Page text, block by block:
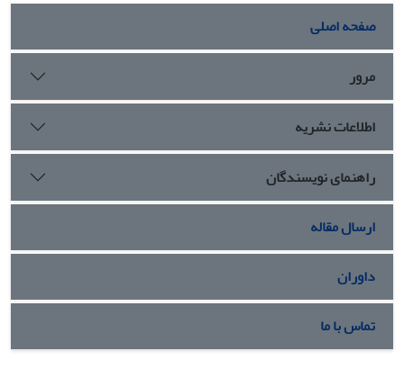
صفحه اصلی
مرور
اطلاعات نشریه
راهنمای نویسندگان
ارسال مقاله
داوران
تماس با ما